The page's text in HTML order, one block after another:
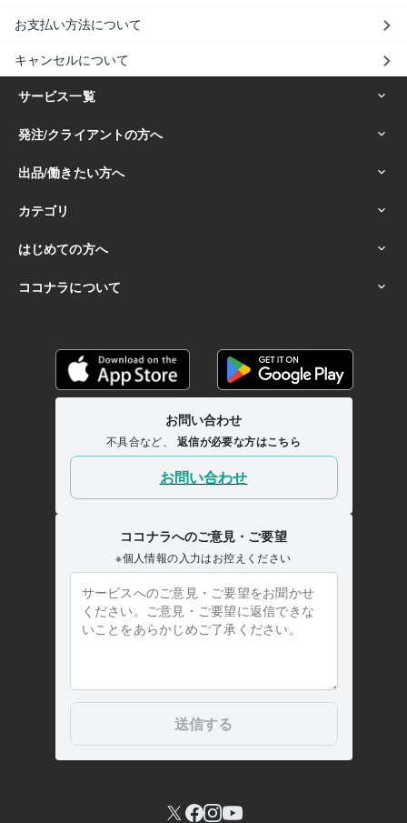
お支払い方法について
キャンセルについて